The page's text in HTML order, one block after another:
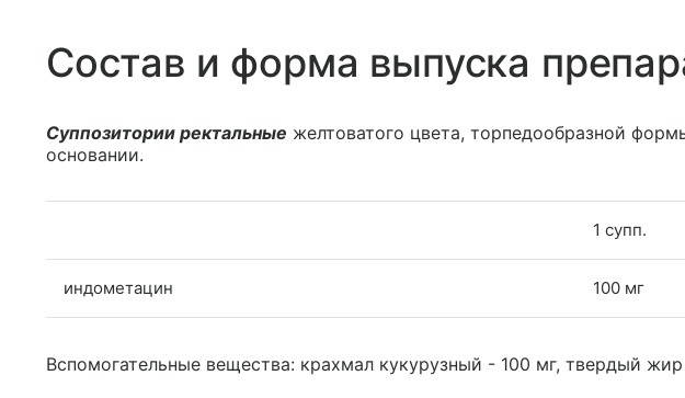
Состав и форма выпуска
Суппозитории ректальные желтоватого цвета, торпедообразной
основании.
1 супп.
индометацин 100 мг
Вспомогательные вещества: крахмал кукурузный - 100 мг, твердый жир